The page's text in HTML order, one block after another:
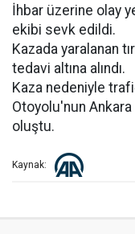
İhbar üzerine olay
ekibi sevk edildi.
Kazada yaralanan
tedavi altına alındı.
Kaza nedeniyle
Otoyolu'nun
oluştu.
Kaynak: